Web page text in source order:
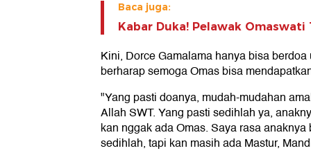
Baca juga:
Kabar Duka! Pelawak Omaswati
Kini, Dorce Gamalama hanya bisa
berharap semoga Omas bisa
"Yang pasti doanya, mudah-mudahan
Allah SWT. Yang pasti sedihlah ya,
kan nggak ada Omas. Saya rasa
sedihlah, tapi kan masih ada Mastur,